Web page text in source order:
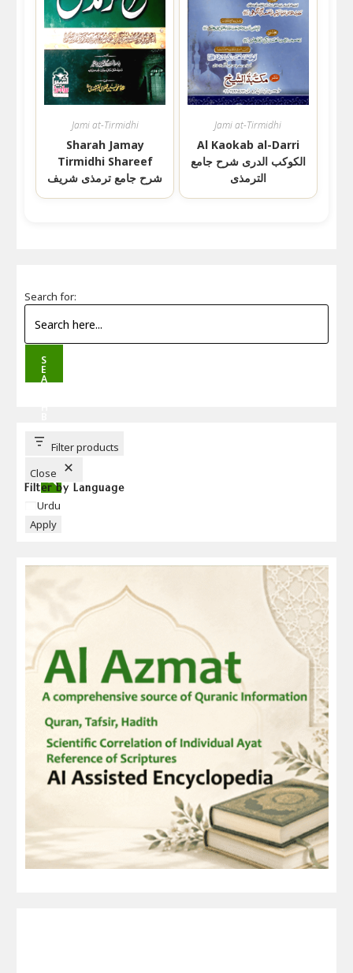
Jami at-Tirmidhi
Sharah Jamay
Tirmidhi Shareef
شرح جامع ترمذی شریف
Jami at-Tirmidhi
Al Kaokab al-Darri
الکوکب الدری شرح جامع
الترمذی
Search for:
S
E
A
T
T
Filter products
Close
Filter by Language
Language
Urdu
Apply